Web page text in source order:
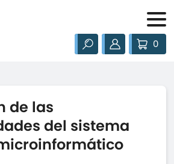
0
de las
del sistema